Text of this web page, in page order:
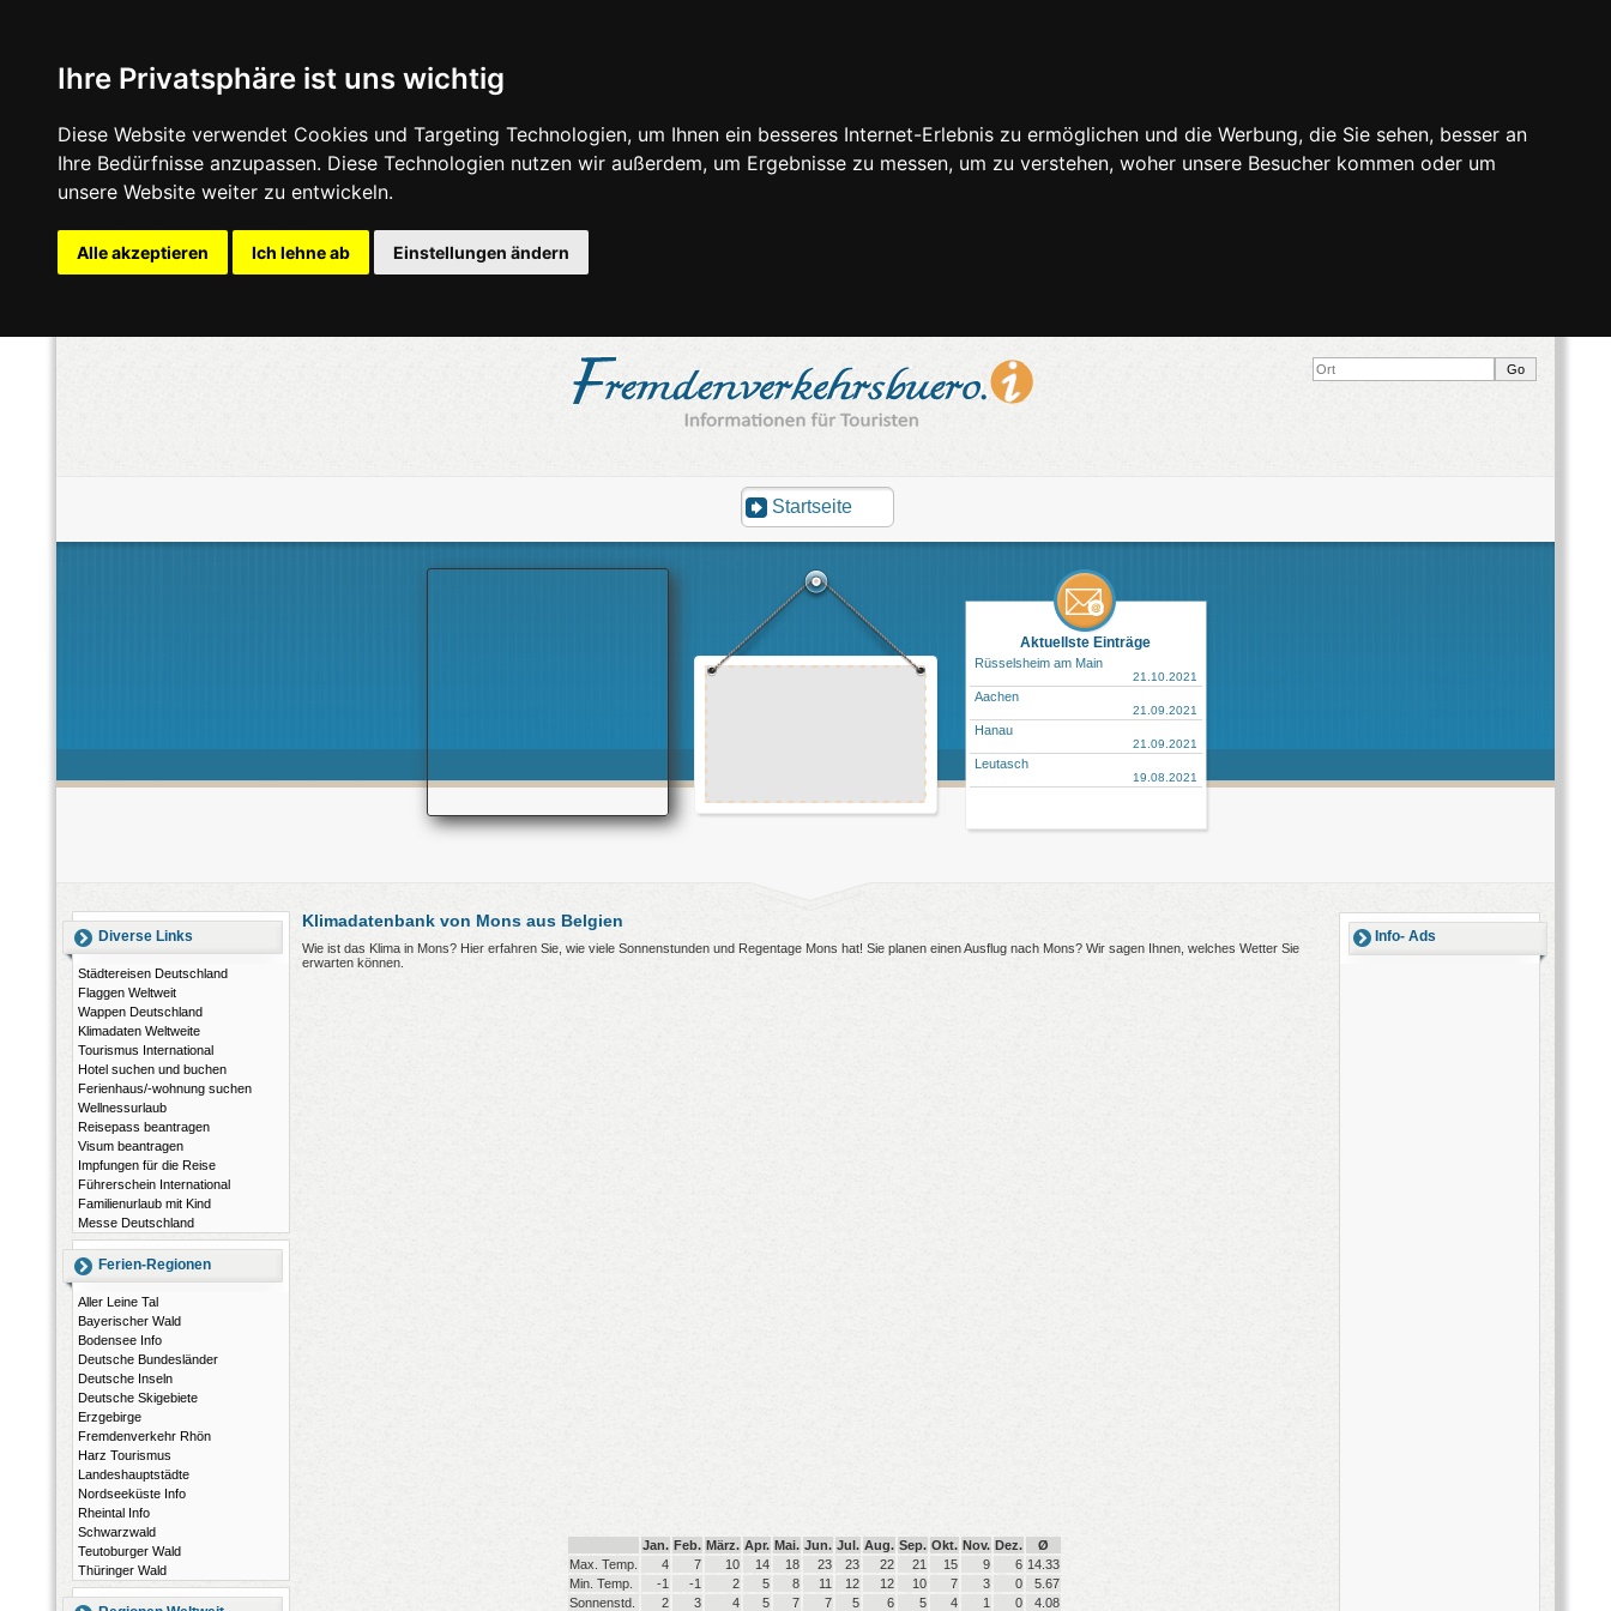
Ihre Privatsphäre ist uns wichtig
Diese Website verwendet Cookies und Targeting Technologien, um Ihnen ein besseres Internet-Erlebnis zu ermöglichen und die Werbung, die Sie sehen, besser an
Ihre Bedürfnisse anzupassen. Diese Technologien nutzen wir außerdem, um Ergebnisse zu messen, um zu verstehen, woher unsere Besucher kommen oder um
unsere Website weiter zu entwickeln.
Alle akzeptieren Ich lehne ab Einstellungen ändern
Startseite
Aktuellste Einträge
Rüsselsheim am Main
21.10.2021
Aachen
21.09.2021
Hanau
21.09.2021
Leutasch
19.08.2021
Diverse Links
Städtereisen Deutschland
Flaggen Weltweit
Wappen Deutschland
Klimadaten Weltweite
Tourismus International
Hotel suchen und buchen
Ferienhaus/-wohnung suchen
Wellnessurlaub
Reisepass beantragen
Visum beantragen
Impfungen für die Reise
Führerschein International
Familienurlaub mit Kind
Messe Deutschland
Ferien-Regionen
Aller Leine Tal
Bayerischer Wald
Bodensee Info
Deutsche Bundesländer
Deutsche Inseln
Deutsche Skigebiete
Erzgebirge
Fremdenverkehr Rhön
Harz Tourismus
Landeshauptstädte
Nordseeküste Info
Rheintal Info
Schwarzwald
Teutoburger Wald
Thüringer Wald
Info- Ads
Klimadatenbank von Mons aus Belgien
Wie ist das Klima in Mons? Hier erfahren Sie, wie viele Sonnenstunden und Regentage Mons hat! Sie planen einen Ausflug nach Mons? Wir sagen Ihnen, welches Wetter Sie
erwarten können.
Jan. Feb. März. Apr. Mai. Jun. Jul. Aug. Sep. Okt. Nov. Dez.
Ø
Max. Temp.
4 7 10 14 18 23 23 22 21 15 9 6 14.33
Min. Temp.
-1 -1 2 5 8 11 12 12 10 7 3 0
5.67
Sonnenstd.
2 3 4 5 7 7 5 6 5 4 1 0 4.08